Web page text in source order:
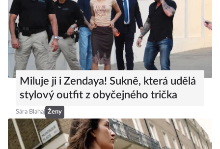
Miluje ji i Zendaya! Sukně, která udělá
stylový outfit z obyčejného trička
Sára Blahaj Ženy